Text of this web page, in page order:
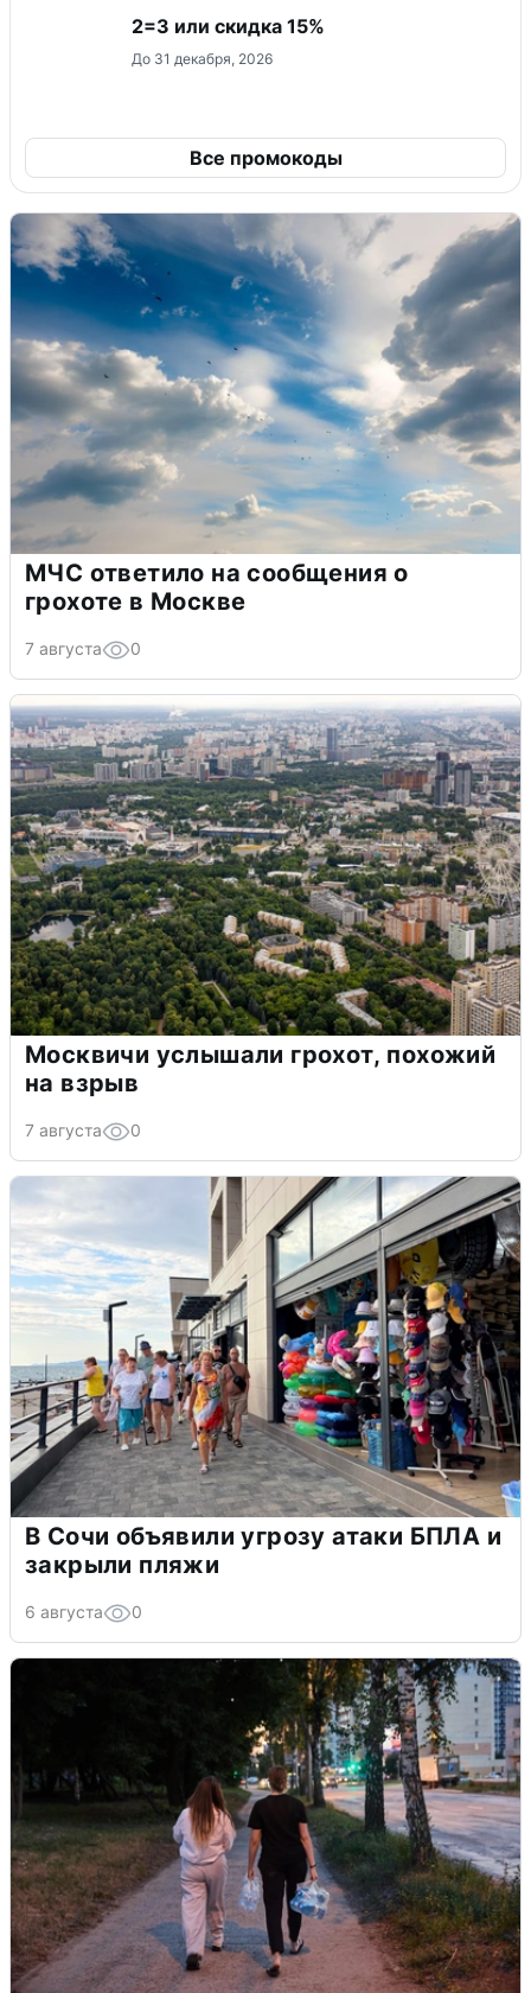
2=3 или скидка 15%
До 31 декабря, 2026
Все промокоды
МЧС ответило на сообщения о
грохоте в Москве
7 августа 0
Москвичи услышали грохот, похожий
на взрыв
7 августа 0
В Сочи объявили угрозу атаки БПЛА и
закрыли пляжи
6 августа 0